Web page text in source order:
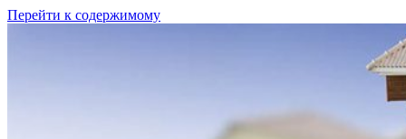
Перейти к содержимому